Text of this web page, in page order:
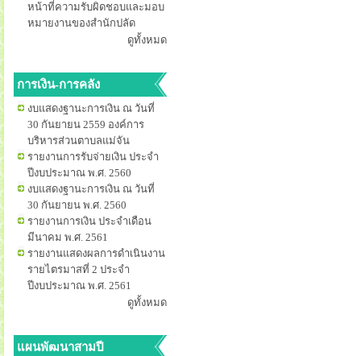
หน้าที่ความรับผิดชอบและมอบ
หมายงานของสำนักปลัด
ดูทั้งหมด
การเงิน-การคลัง
งบแสดงฐานะการเงิน ณ วันที่
30 กันยายน 2559 องค์การ
บริหารส่วนตาบลแม่จัน
รายงานการรับจ่ายเงิน ประจำ
ปีงบประมาณ พ.ศ. 2560
งบแสดงฐานะการเงิน ณ วันที่
30 กันยายน พ.ศ. 2560
รายงานการเงิน ประจำเดือน
มีนาคม พ.ศ. 2561
รายงานแสดงผลการดำเนินงาน
รายไตรมาสที่ 2 ประจำ
ปีงบประมาณ พ.ศ. 2561
ดูทั้งหมด
แผนพัฒนาสามปี